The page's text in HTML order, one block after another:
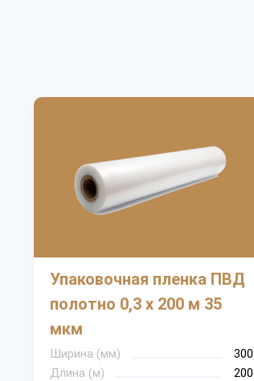
Упаковочная пленка ПВД
полотно 0,3 х 200 м 35
мкм
Ширина (мм)
300
Длина (м)
200